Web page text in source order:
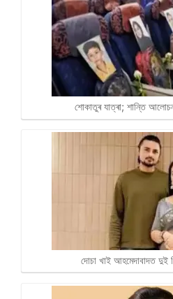
শোকাতুৰ যাত্ৰা; শান্তি
দোচা খাই আহমেদাবাদত